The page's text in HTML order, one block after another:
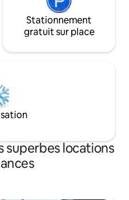
Stationnement
gratuit sur place
superbes locations